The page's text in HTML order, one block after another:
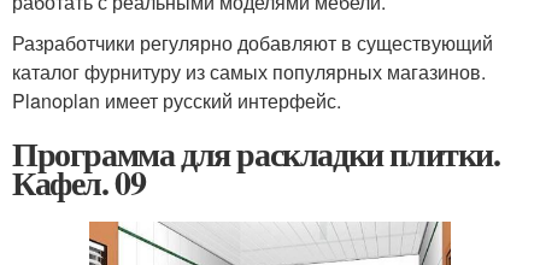
Разработчики регулярно добавляют в существующий
каталог фурнитуру из самых популярных магазинов.
Planoplan имеет русский интерфейс.
Программа для раскладки плитки.
Кафел. 09